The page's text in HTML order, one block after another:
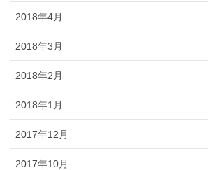
2018年4月
2018年3月
2018年2月
2018年1月
2017年12月
2017年10月